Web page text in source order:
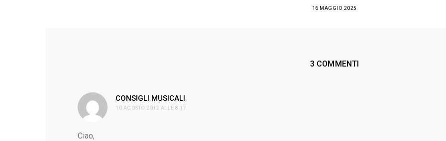
16 MAGGIO 2025
3 COMMENTI
CONSIGLI MUSICALI
detto:
10 AGOSTO 2012 ALLE 8:17
Ciao,